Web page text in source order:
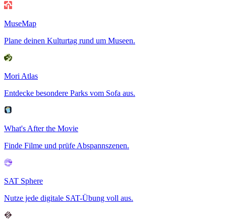
MuseMap
Plane deinen Kulturtag rund um Museen.
Mori Atlas
Entdecke besondere Parks vom Sofa aus.
What's After the Movie
Finde Filme und prüfe Abspannszenen.
SAT Sphere
Nutze jede digitale SAT-Übung voll aus.